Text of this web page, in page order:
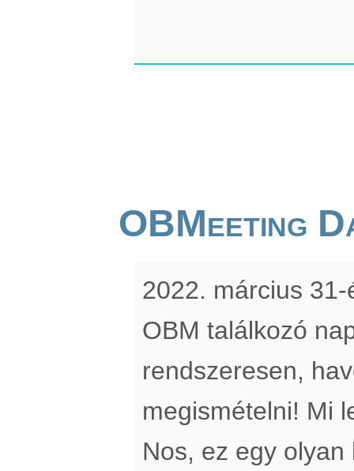
OBMeeting
2022. március
OBM találkozó
rendszeresen,
megismételni! Mi
Nos, ez egy